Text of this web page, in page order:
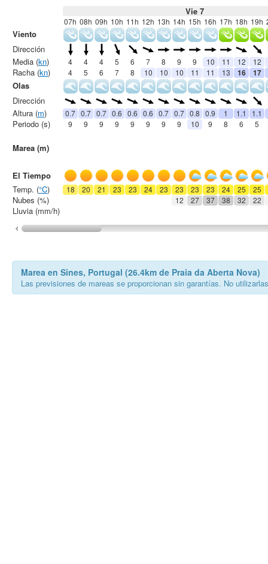
Vie 7
07h 08h 09h 10h 11h 12h 13h 14h 15h 16h 17h 18h 19h
4 4 4 5 6 7 8 9 9 10 11 12
12
4
5 6 7 8 10 10 10 11 11 13 16 17
0.7 0.7 0.7 0.6 0.6 0.6 0.7 0.7 0.8 0.9 1 1.1 1.1
9
9 9 9 9 9 9 9 10 9 8 6 5
18 20 21 23 23 24 23 23 23 23 24 25
25
12
27 37 38 32 22
Viento
Dirección
Media (kn)
Racha (kn)
Olas
Dirección
Altura (m)
Periodo (s)
Marea (m)
El Tiempo
Temp. (°C)
Nubes (%)
Lluvia (mm/h)
Marea en Sines, Portugal (26.4km de Praia da Aberta Nova)
Las previsiones de mareas se proporcionan sin garantías. No